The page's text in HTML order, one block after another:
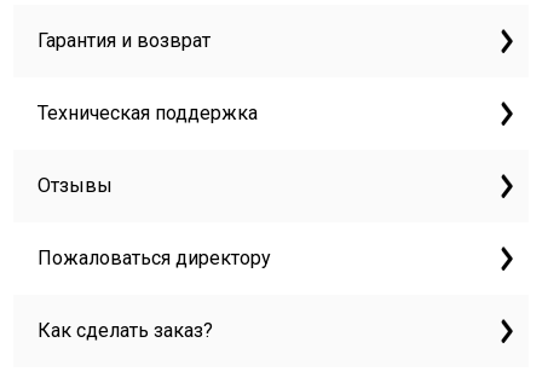
Гарантия и возврат
Техническая поддержка
Отзывы
Пожаловаться директору
Как сделать заказ?